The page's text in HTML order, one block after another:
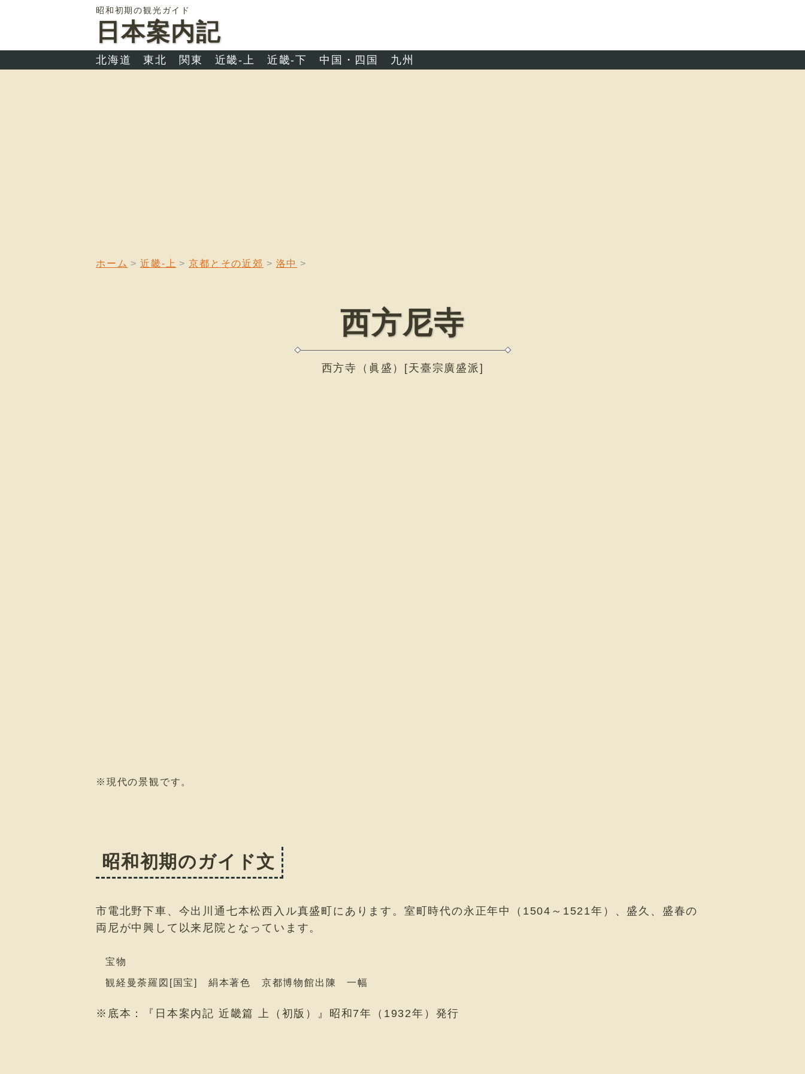
昭和初期の観光ガイド
日本案内記
北海道 東北 関東 近畿-上 近畿-下 中国・四国 九州
ホーム 近畿-上 京都とその近郊 洛中
西方尼寺
西方寺（眞盛）[天臺宗廣盛派]
※現代の景観です。
昭和初期のガイド文
市電北野下車、今出川通七本松西入ル真盛町にあります。室町時代の永正年中（1504～1521年）、盛久、盛春の
両尼が中興して以来尼院となっています。
宝物
観経曼荼羅図[国宝] 絹本著色 京都博物館出陳 一幅
※底本：『日本案内記 近畿篇 上（初版）』昭和7年（1932年）発行